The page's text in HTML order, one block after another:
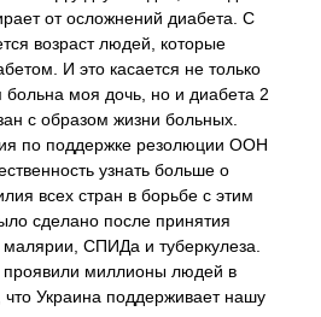
от осложнений диабета. С
возраст людей, которые
И это касается не только
больна моя дочь, но и диабета 2
с образом жизни больных.
по поддержке резолюции ООН
узнать больше о
всех стран в борьбе с этим
сделано после принятия
СПИДа и туберкулеза.
проявили миллионы людей в
Украина поддерживает нашу